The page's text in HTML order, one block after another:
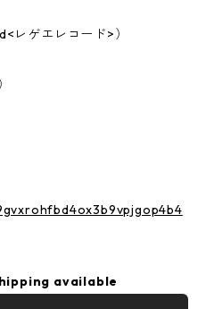
レゲエレコード>）
available